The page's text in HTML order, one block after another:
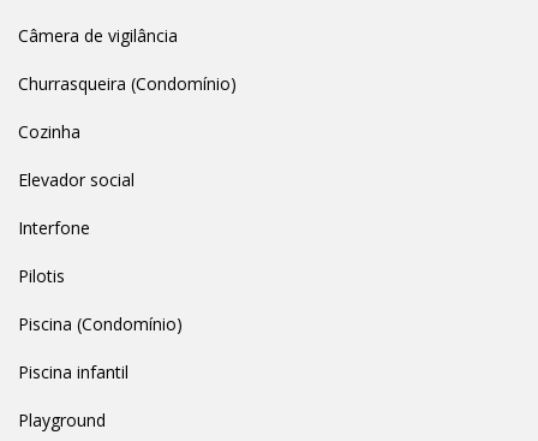
Câmera de vigilância
Churrasqueira (Condomínio)
Cozinha
Elevador social
Interfone
Pilotis
Piscina (Condomínio)
Piscina infantil
Playground